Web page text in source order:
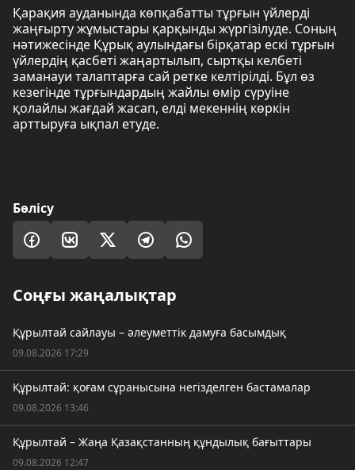
Қарақия ауданында көпқабатты тұрғын үйлерді
жаңғырту жұмыстары қарқынды жүргізілуде. Соның
нәтижесінде Құрық аулындағы бірқатар ескі тұрғын
үйлердің қасбеті жаңартылып, сыртқы келбеті
заманауи талаптарға сай ретке келтірілді. Бұл өз
кезегінде тұрғындардың жайлы өмір сүруіне
қолайлы жағдай жасап, елді мекеннің көркін
арттыруға ықпал етуде.
Бөлісу
Соңғы жаңалықтар
Құрылтай сайлауы – әлеуметтік дамуға басымдық
09.08.2026 17:29
Құрылтай: қоғам сұранысына негізделген бастамалар
09.08.2026 13:46
Құрылтай – Жаңа Қазақстанның құндылық бағыттары
09.08.2026 12:47